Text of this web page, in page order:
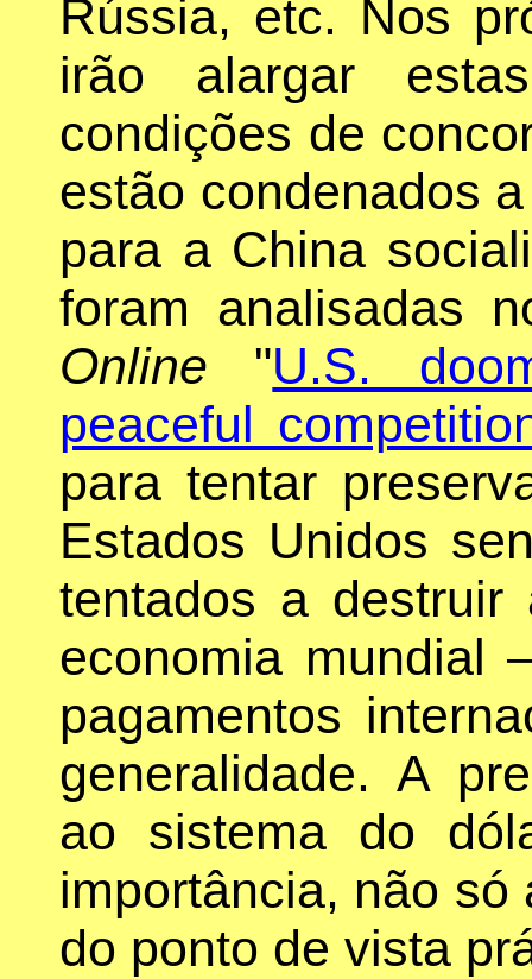
Rússia, etc. Nos
irão alargar
condições de
estão condenados
para a China
foram analisadas
Online "U.S.
peaceful
para tentar
Estados Unidos
tentados a destruir
economia mundial
pagamentos
generalidade. A
ao sistema do
importância, não
do ponto de vista